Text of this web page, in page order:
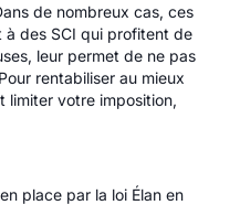
de nombreux cas, ces
des SCI qui profitent de
leur permet de ne pas
rentabiliser au mieux
limiter votre imposition,
place par la loi Élan en